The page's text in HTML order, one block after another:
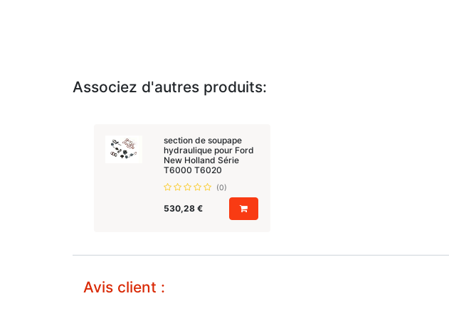
Associez d'autres produits:
section de soupape
hydraulique pour Ford
New Holland Série
T6000 T6020
(0)
530,28€
Avis client :